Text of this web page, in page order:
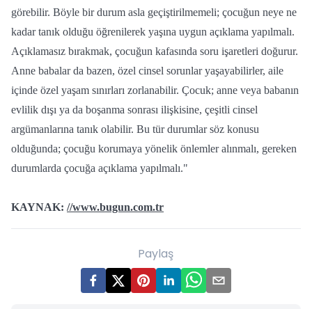
görebilir. Böyle bir durum asla geçiştirilmemeli; çocuğun neye ne
kadar tanık olduğu öğrenilerek yaşına uygun açıklama yapılmalı.
Açıklamasız bırakmak, çocuğun kafasında soru işaretleri doğurur.
Anne babalar da bazen, özel cinsel sorunlar yaşayabilirler, aile
içinde özel yaşam sınırları zorlanabilir. Çocuk; anne veya babanın
evlilik dışı ya da boşanma sonrası ilişkisine, çeşitli cinsel
argümanlarına tanık olabilir. Bu tür durumlar söz konusu
olduğunda; çocuğu korumaya yönelik önlemler alınmalı, gereken
durumlarda çocuğa açıklama yapılmalı."
KAYNAK: //www.bugun.com.tr
Paylaş